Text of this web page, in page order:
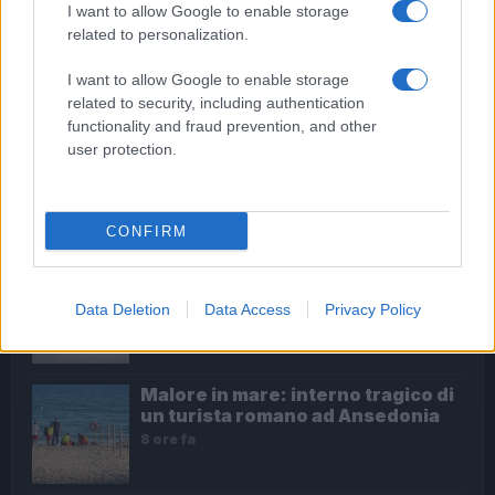
I want to allow Google to enable storage
related to personalization.
I want to allow Google to enable storage
related to security, including authentication
functionality and fraud prevention, and other
user protection.
CONFIRM
Data Deletion Data Access Privacy Policy
previsione odierna.
ULTIME NOTIZIE
Bar di Latina chiuso: rischio crollo
Portuense in lutto: un tragico
dibattito sulla sicurezza
Malore in mare: interno tragico di
un turista romano ad Ansedonia
8 ore fa